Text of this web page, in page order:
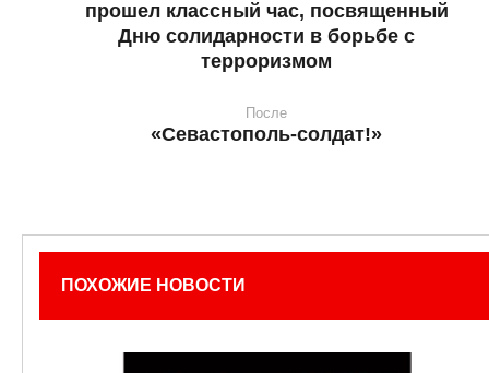
прошел классный час, посвященный
Дню солидарности в борьбе с
терроризмом
После
«Севастополь-солдат!»
ПОХОЖИЕ НОВОСТИ